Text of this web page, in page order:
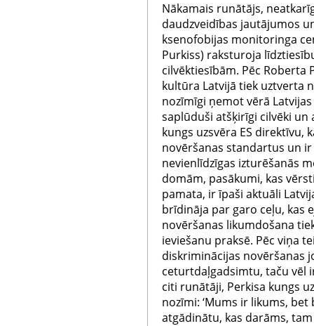
Nākamais runātājs,
daudzveidības jautājumos
ksenofobijas monitoringa
Purkiss) raksturoja
cilvēktiesībām. Pēc Roberta
kultūra Latvijā tiek uztverta
nozīmīgi ņemot vērā
saplūduši atšķirīgi cilvēki un
kungs uzsvēra ES direktīvu,
novēršanas standartus un
nevienlīdzīgas izturēšanās
domām, pasākumi, kas
pamata, ir īpaši aktuāli
brīdināja par garo ceļu, kas
novēršanas likumdošana
ieviešanu praksē. Pēc viņa
diskriminācijas novēršanas
ceturtdaļgadsimtu, taču vēl
citi runātāji, Perkisa kungs
nozīmi: ‘Mums ir likums,
atgādinātu, kas darāms, tam